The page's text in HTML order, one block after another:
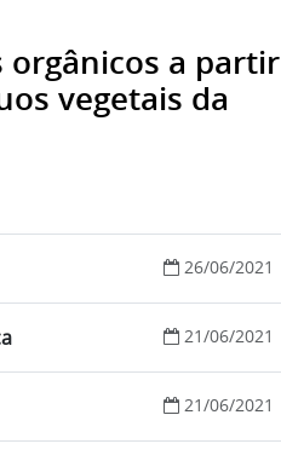
orgânicos a partir
vegetais da
26/06/2021
21/06/2021
21/06/2021